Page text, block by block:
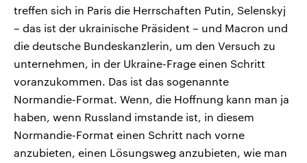
treffen sich in Paris die Herrschaften Putin, Selenskyj
– das ist der ukrainische Präsident – und Macron und
die deutsche Bundeskanzlerin, um den Versuch zu
unternehmen, in der Ukraine-Frage einen Schritt
voranzukommen. Das ist das sogenannte
Normandie-Format. Wenn, die Hoffnung kann man ja
haben, wenn Russland imstande ist, in diesem
Normandie-Format einen Schritt nach vorne
anzubieten, einen Lösungsweg anzubieten, wie man